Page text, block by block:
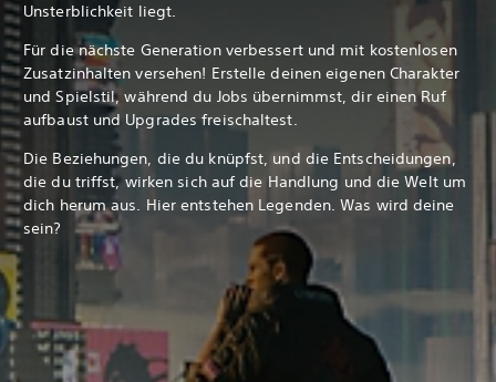
Unsterblichkeit liegt.
Für die nächste Generation verbessert und mit kostenlosen
Zusatzinhalten versehen! Erstelle deinen eigenen Charakter
und Spielstil, während du Jobs übernimmst, dir einen Ruf
aufbaust und Upgrades freischaltest.
Die Beziehungen, die du knüpfst, und die Entscheidungen,
die du triffst, wirken sich auf die Handlung und die Welt um
dich herum aus. Hier entstehen Legenden. Was wird deine
sein?